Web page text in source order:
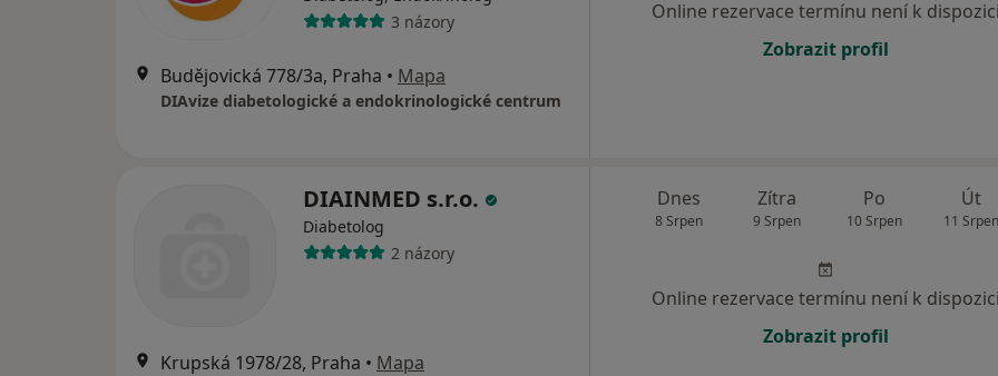
3 názory
Budějovická 778/3a, Praha • Mapa
DIAvize diabetologické a endokrinologické centrum
Online rezervace termínu není k dispozici
Zobrazit profil
DIAINMED s.r.o.
Diabetolog
2 názory
Krupská 1978/28, Praha • Mapa
Dnes
8 Srpen
Zítra
9 Srpen
Po
10 Srpen
Út
11 Srpen
Online rezervace termínu není k dispozici
Zobrazit profil